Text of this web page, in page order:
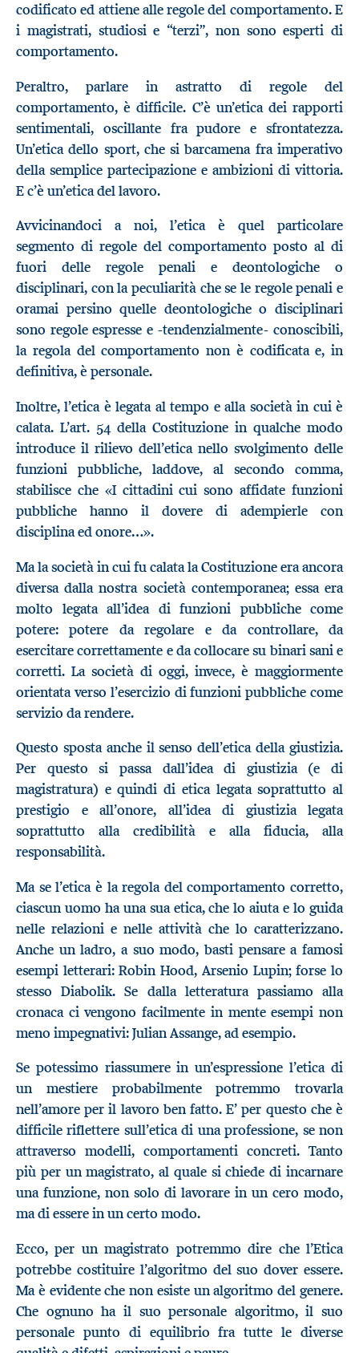
codificato ed attiene alle regole del comportamento. E
i magistrati, studiosi e “terzi”, non sono esperti di
comportamento.
Peraltro, parlare in astratto di regole del
comportamento, è difficile. C’è un’etica dei rapporti
sentimentali, oscillante fra pudore e sfrontatezza.
Un’etica dello sport, che si barcamena fra imperativo
della semplice partecipazione e ambizioni di vittoria.
E c’è un’etica del lavoro.
Avvicinandoci a noi, l’etica è quel particolare
segmento di regole del comportamento posto al di
fuori delle regole penali e deontologiche o
disciplinari, con la peculiarità che se le regole penali e
oramai persino quelle deontologiche o disciplinari
sono regole espresse e -tendenzialmente- conoscibili,
la regola del comportamento non è codificata e, in
definitiva, è personale.
Inoltre, l’etica è legata al tempo e alla società in cui è
calata. L’art. 54 della Costituzione in qualche modo
introduce il rilievo dell’etica nello svolgimento delle
funzioni pubbliche, laddove, al secondo comma,
stabilisce che «I cittadini cui sono affidate funzioni
pubbliche hanno il dovere di adempierle con
disciplina ed onore…».
Ma la società in cui fu calata la Costituzione era ancora
diversa dalla nostra società contemporanea; essa era
molto legata all’idea di funzioni pubbliche come
potere: potere da regolare e da controllare, da
esercitare correttamente e da collocare su binari sani e
corretti. La società di oggi, invece, è maggiormente
orientata verso l’esercizio di funzioni pubbliche come
servizio da rendere.
Questo sposta anche il senso dell’etica della giustizia.
Per questo si passa dall’idea di giustizia (e di
magistratura) e quindi di etica legata soprattutto al
prestigio e all’onore, all’idea di giustizia legata
soprattutto alla credibilità e alla fiducia, alla
responsabilità.
Ma se l’etica è la regola del comportamento corretto,
ciascun uomo ha una sua etica, che lo aiuta e lo guida
nelle relazioni e nelle attività che lo caratterizzano.
Anche un ladro, a suo modo, basti pensare a famosi
esempi letterari: Robin Hood, Arsenio Lupin; forse lo
stesso Diabolik. Se dalla letteratura passiamo alla
cronaca ci vengono facilmente in mente esempi non
meno impegnativi: Julian Assange, ad esempio.
Se potessimo riassumere in un’espressione l’etica di
un mestiere probabilmente potremmo trovarla
nell’amore per il lavoro ben fatto. E’ per questo che è
difficile riflettere sull’etica di una professione, se non
attraverso modelli, comportamenti concreti. Tanto
più per un magistrato, al quale si chiede di incarnare
una funzione, non solo di lavorare in un cero modo,
ma di essere in un certo modo.
Ecco, per un magistrato potremmo dire che l’Etica
potrebbe costituire l’algoritmo del suo dover essere.
Ma è evidente che non esiste un algoritmo del genere.
Che ognuno ha il suo personale algoritmo, il suo
personale punto di equilibrio fra tutte le diverse